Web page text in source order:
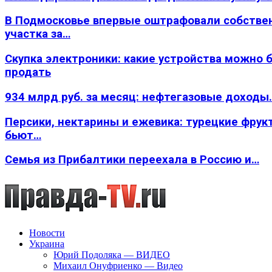
В Подмосковье впервые оштрафовали
участка за…
Скупка электроники: какие устройства можно
продать
934 млрд руб. за месяц: нефтегазовые
Персики, нектарины и ежевика: турецкие
бьют…
Семья из Прибалтики переехала в Россию и…
Новости
Украина
Юрий Подоляка — ВИДЕО
Михаил Онуфриенко — Видео